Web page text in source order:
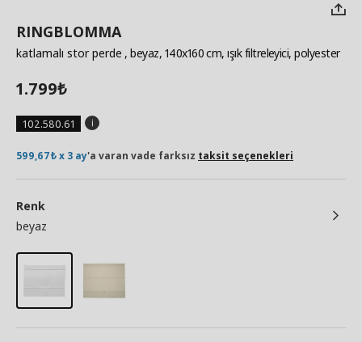
RINGBLOMMA
katlamalı stor perde , beyaz, 140x160 cm, ışık filtreleyici, polyester
1.799₺
102.580.61
599,67₺ x 3 ay'a varan vade farksız taksit seçenekleri
Renk
beyaz